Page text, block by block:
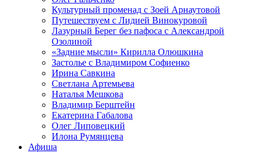
Культурный променад с Зоей Арнаутовой
Путешествуем с Лидией Винокуровой
Лазурный Берег без пафоса с Александрой
Озолиной
«Задние мысли» Кирилла Олюшкина
Застолье с Владимиром Софиенко
Ирина Савкина
Светлана Артемьева
Наталья Мешкова
Владимир Берштейн
Екатерина Габалова
Олег Липовецкий
Илона Румянцева
Афиша